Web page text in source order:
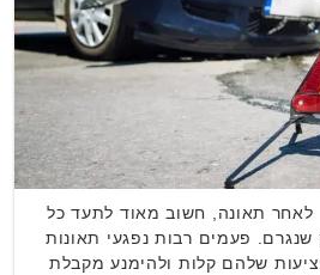
לאחר תאונה, חשוב מאוד לתעד כל
שנגרם. פעמים רבות נפגעי תאונות
שלהם קלות ולהימנע מקבלת